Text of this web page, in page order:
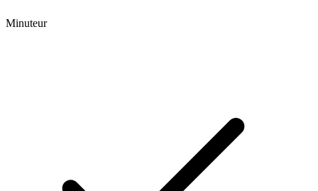
Minuteur